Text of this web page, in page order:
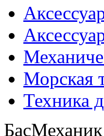
Морская
Техника
БасМеханик